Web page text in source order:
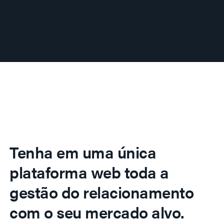
Tenha em uma única
plataforma web toda a
gestão do relacionamento
com o seu mercado alvo.